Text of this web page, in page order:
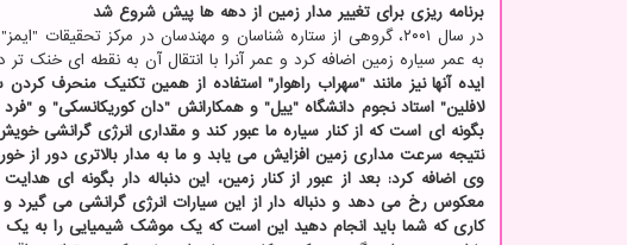
برنامه ریزی برای تغییر مدار زمین از دهه ها پیش شروع شد
در سال ۲۰۰۱، گروهی از ستاره شناسان و مهندسان در مرکز تحقیقات
به عمر سیاره زمین اضافه کرد و عمر آنرا با انتقال آن به نقطه ای خنک تر
ایده آنها نیز مانند "سهراب راهوار" استفاده از همین تکنیک منحرف
لافلین" استاد نجوم دانشگاه "ییل" و همکارانش "دان کوریکانسکی" و
بگونه ای است که از کنار سیاره ما عبور کند و مقداری انرژی گرانشی
نتیجه سرعت مداری زمین افزایش می یابد و ما به مدار بالاتری دور از
وی اضافه کرد: بعد از عبور از کنار زمین، این دنباله دار بگونه ای
معکوس رخ می دهد و دنباله دار از این سیارات انرژی گرانشی می گیرد و
کاری که شما باید انجام دهید این است که یک موشک شیمیایی را به یک